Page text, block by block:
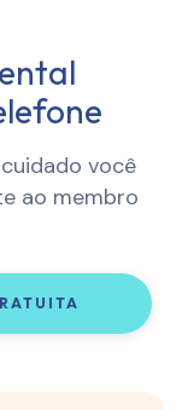
você
ao membro